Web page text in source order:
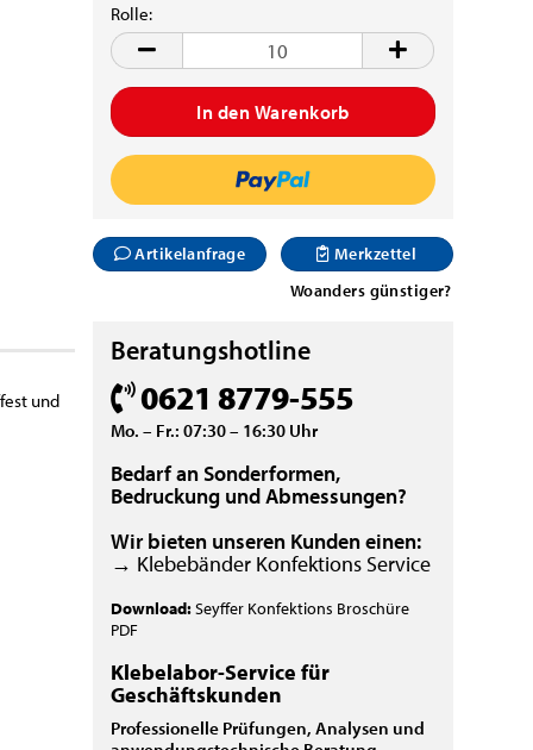
Rolle:
Rolle
Artikelanfrage
Merkzettel
Woanders günstiger?
Beratungshotline
0621 8779-555
Mo. – Fr.: 07:30 – 16:30 Uhr
Bedarf an Sonderformen,
Bedruckung und Abmessungen?
Wir bieten unseren Kunden einen:
→ Klebebänder Konfektions Service
Download:Seyffer Konfektions Broschüre
PDF
Klebelabor-Service für
Geschäftskunden
Professionelle Prüfungen, Analysen und
und